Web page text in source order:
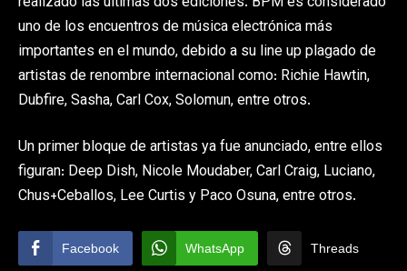
uno de los encuentros de música electrónica más
importantes en el mundo, debido a su line up plagado de
artistas de renombre internacional como: Richie Hawtin,
Dubfire, Sasha, Carl Cox, Solomun, entre otros.
Un primer bloque de artistas ya fue anunciado, entre ellos
figuran: Deep Dish, Nicole Moudaber, Carl Craig, Luciano,
Chus+Ceballos, Lee Curtis y Paco Osuna, entre otros.
Facebook WhatsApp Threads